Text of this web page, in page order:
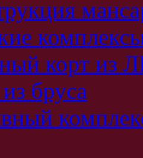
корт из
бруса